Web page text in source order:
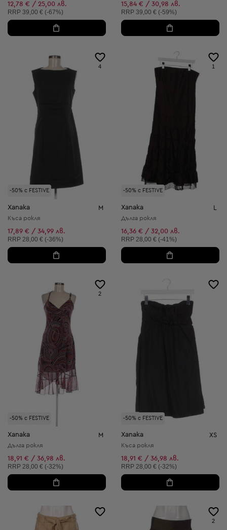
12,78 € / 25,00 лв.
Препоръчителна цена:
RRP 39,00 € (-67%)
15,84 € / 30,98 лв.
Препоръчителна цена:
RRP 39,00 € (-59%)
-50% с FESTIVE
4
Xanaka M
Къса рокля
17,89 € / 34,99 лв.
Препоръчителна цена:
RRP 28,00 € (-36%)
-50% с FESTIVE
1
Xanaka
Дълга рокля
16,36 € / 32,00 лв.
Препоръчителна цена:
RRP 28,00 € (-41%)
-50% с FESTIVE
2
Xanaka M
Дълга рокля
18,91 € / 36,98 лв.
Препоръчителна цена:
RRP 28,00 € (-32%)
-50% с FESTIVE
Xanaka XS
Къса рокля
18,91 € / 36,98 лв.
Препоръчителна цена:
RRP 28,00 € (-32%)
2